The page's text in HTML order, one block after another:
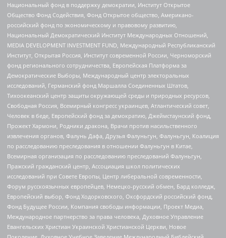
Национальный фонд в поддержку демократии, Институт Открытое
Общество Фонд Содействия, Фонд Открытое общество, Американо-
российский фонд по экономическому и правовому развитию,
Национальный Демократический Институт Международных Отношений,
MEDIA DEVELOPMENT INVESTMENT FUND, Международный Республиканский
Институт, Открытая Россия, Институт современной России, Черноморский
фонд регионального сотрудничества, Европейская Платформа за
Демократические Выборы, Международный центр электоральных
исследований, Германский фонд Маршалла Соединенных Штатов,
Тихоокеанский центр защиты окружающей среды и природных ресурсов,
Свободная Россия, Всемирный конгресс украинцев, Атлантический совет,
Человек в беде, Европейский фонд за демократию, Джеймстаунский фонд,
Прожект Хармони, Родники дракона, Врачи против насильственного
извлечения органов, Фалунь Дафа, Друзья Фалуньгун, Фалуньгун, Коалиция
по расследованию преследования в отношении Фалуньгун в Китае,
Всемирная организация по расследованию преследований Фалуньгун,
Пражский гражданский центр, Ассоциация школ политических
исследований при Совете Европы, Центр либеральной современности,
Форум русскоязычных европейцев, Немецко-русский обмен, Бард колледж,
Европейский выбор, Фонд Ходорковского, Оксфордский российский фонд,
Фонд Будущее России, Компания свободы информации, Проект Медиа,
Международное партнерство за права человека, Духовное Управление
Евангельских Христиан Украинской Христианской Церкви, Новое